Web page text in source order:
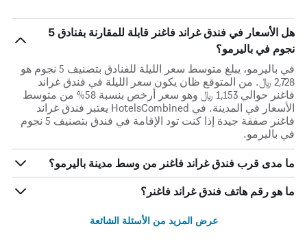
هل الأسعار في فندق غراند فاغنر قابلة للمقارنة بفنادق 5
نجوم في باليرمو؟
في باليرمو، يبلغ متوسط ​​سعر الليلة للفنادق بتصنيف 5 نجوم هو
2,728 ﷼. من المتوقع ظان يكون سعر الليلة في فندق غراند
فاغنر حوالي 1,153 ﷼ وهو سعر أرخص بنسبة 58% من متوسط
الأسعار في المدينة. في HotelsCombined يعتبر فندق غراند
فاغنر صفقة جيدة إذا كنت تود الإقامة في فندق بتصنيف 5 نجوم
في باليرمو.
ما مدى قرب فندق غراند فاغنر من وسط مدينة باليرمو؟
ما هو رقم هاتف فندق غراند فاغنر؟
عرض المزيد من الأسئلة الشائعة